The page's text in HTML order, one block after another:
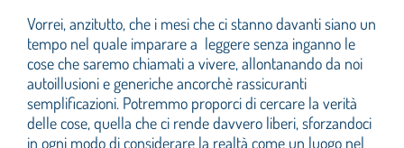
Vorrei, anzitutto, che i mesi che ci stanno davanti siano un
tempo nel quale imparare a leggere senza inganno le
cose che saremo chiamati a vivere, allontanando da noi
autoillusioni e generiche ancorchè rassicuranti
semplificazioni. Potremmo proporci di cercare la verità
delle cose, quella che ci rende davvero liberi, sforzandoci
in ogni modo di considerare la realtà come un luogo nel